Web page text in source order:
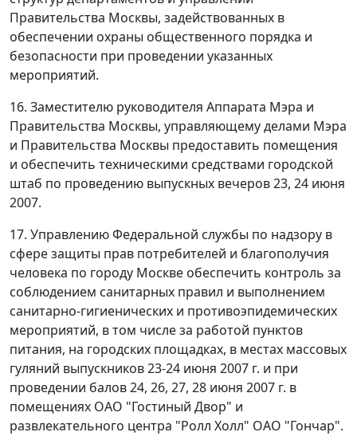
Правительства Москвы, задействованных в
обеспечении охраны общественного порядка и
безопасности при проведении указанных
мероприятий.
16. Заместителю руководителя Аппарата Мэра и
Правительства Москвы, управляющему делами Мэра
и Правительства Москвы предоставить помещения
и обеспечить техническими средствами городской
штаб по проведению выпускных вечеров 23, 24 июня
2007.
17. Управлению Федеральной службы по надзору в
сфере защиты прав потребителей и благополучия
человека по городу Москве обеспечить контроль за
соблюдением санитарных правил и выполнением
санитарно-гигиенических и противоэпидемических
мероприятий, в том числе за работой пунктов
питания, на городских площадках, в местах массовых
гуляний выпускников 23-24 июня 2007 г. и при
проведении балов 24, 26, 27, 28 июня 2007 г. в
помещениях ОАО "Гостиный Двор" и
развлекательного центра "Ролл Холл" ОАО "Гончар".